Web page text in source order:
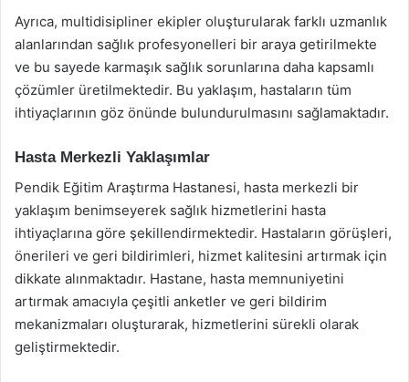
Ayrıca, multidisipliner ekipler oluşturularak farklı uzmanlık
alanlarından sağlık profesyonelleri bir araya getirilmekte
ve bu sayede karmaşık sağlık sorunlarına daha kapsamlı
çözümler üretilmektedir. Bu yaklaşım, hastaların tüm
ihtiyaçlarının göz önünde bulundurulmasını sağlamaktadır.
Hasta Merkezli Yaklaşımlar
Pendik Eğitim Araştırma Hastanesi, hasta merkezli bir
yaklaşım benimseyerek sağlık hizmetlerini hasta
ihtiyaçlarına göre şekillendirmektedir. Hastaların görüşleri,
önerileri ve geri bildirimleri, hizmet kalitesini artırmak için
dikkate alınmaktadır. Hastane, hasta memnuniyetini
artırmak amacıyla çeşitli anketler ve geri bildirim
mekanizmaları oluşturarak, hizmetlerini sürekli olarak
geliştirmektedir.